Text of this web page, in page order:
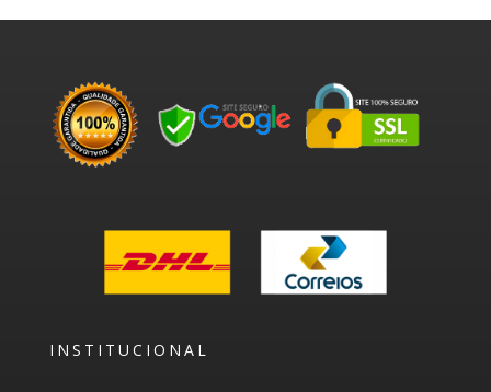
INSTITUCIONAL